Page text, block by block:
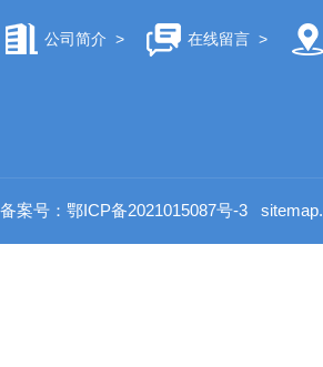
公司简介 > 在线留言>
备案号：鄂ICP备2021015087号-3